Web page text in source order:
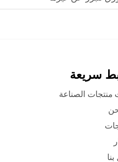
سريعة
منتجات الصناعة